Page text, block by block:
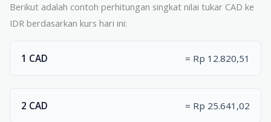
Berikut adalah contoh perhitungan singkat nilai tukar CAD ke
IDR berdasarkan kurs hari ini:
1 CAD = Rp 12.820,51
2 CAD = Rp 25.641,02